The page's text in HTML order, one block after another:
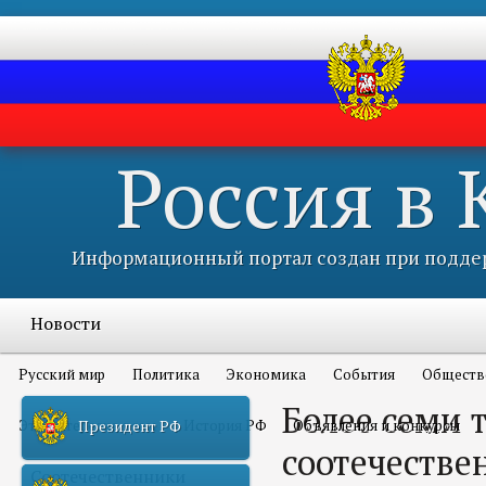
Россия в
Информационный портал создан при
Новости
Русский мир Политика Экономика События
Это интересно всем История РФ Объявления и конкурсы
Соотечественники
Президент РФ
Более семи